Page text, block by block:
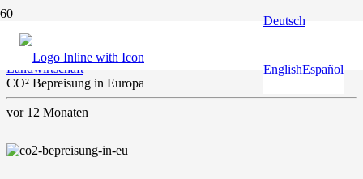
Deutsch
EnglishEspañol
Europa und die Welt, Faktencheck
Landwirtschaft
CO² Bepreisung in Europa
vor 12 Monaten